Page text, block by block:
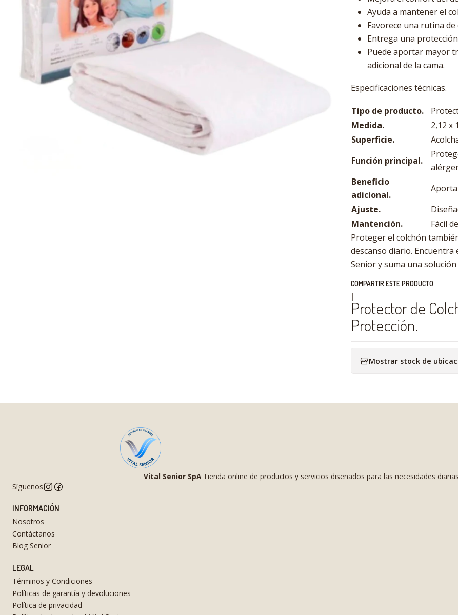
Ayuda a mantener el
Favorece una rutina
Entrega una
Puede aportar mayor
adicional de la cama.
Especificaciones técnicas.
Tipo de producto.
Medida.
2,12 x
Superficie.
Función principal.
Beneficio
adicional.
Ajuste.
Mantención.
Fácil
Proteger el colchón
descanso diario. Encuentra
Senior y suma una
COMPARTIR ESTE PRODUCTO
|
Protector de
Protección.
Mostrar stock de
Vital Senior SpATienda online de productos y servicios diseñados para las necesidades
Síguenos
INFORMACIÓN
Nosotros
Contáctanos
Blog Senior
LEGAL
Términos y Condiciones
Políticas de garantía y devoluciones
Política de privacidad